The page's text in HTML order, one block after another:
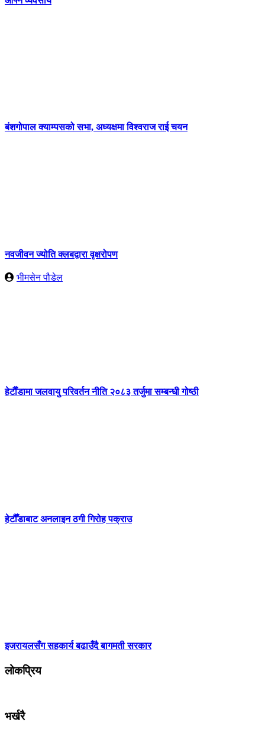
बंशगोपाल क्याम्पसको सभा, अध्यक्षमा विश्वराज राई चयन
नवजीवन ज्योति क्लबद्वारा वृक्षरोपण
भीमसेन पौडेल
हेटाैँडामा जलवायु परिवर्तन नीति २०८३ तर्जुमा सम्बन्धी गोष्ठी
हेटौँडाबाट अनलाइन ठगी गिरोह पक्राउ
इजरायलसँग सहकार्य बढाउँदै बागमती सरकार
लोकप्रिय
भर्खरै